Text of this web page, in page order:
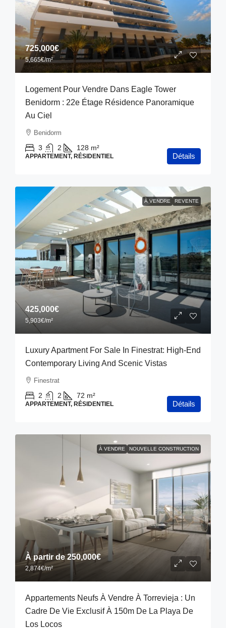
725,000€
5,665€/m²
Logement Pour Vendre Dans Eagle Tower
Benidorm : 22e Étage Résidence Panoramique
Au Ciel
Benidorm
3 2 128 m²
APPARTEMENT, RÉSIDENTIEL Détails
À VENDRE REVENTE
425,000€
5,903€/m²
Luxury Apartment For Sale In Finestrat: High-End
Contemporary Living And Scenic Vistas
Finestrat
2 2 72 m²
APPARTEMENT, RÉSIDENTIEL Détails
À VENDRE NOUVELLE CONSTRUCTION
À partir de250,000€
2,874€/m²
Appartements Neufs À Vendre À Torrevieja : Un
Cadre De Vie Exclusif À 150m De La Playa De
Los Locos